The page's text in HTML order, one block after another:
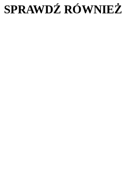
SPRAWDŹ RÓWNIEŻ